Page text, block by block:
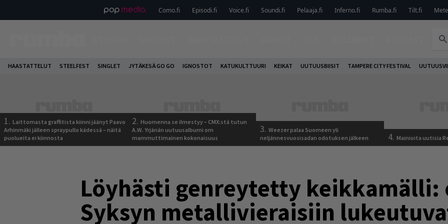
Como.fi Episodi.fi Voice.fi Soundi.fi Pelaaja.fi Inferno.fi Rumba.fi Tilt.fi
HAASTATTELUT STEELFEST SINGLET JYTÄKESÄ GO GO IGNOSTOT KATUKULTTUURI KEIKAT UUTUUSBIISIT TAMPERE CITY FESTIVAL
1. Laittomasta graffitista kiinni jäänyt Paavo
Arhinmäki jälleen spraypullo kädessä – näitä
puolueita ei kiinnosta
2. Huomenna se ilmestyy – CMX:stä tutun
A.W. Yrjänän uutuusalbumi om
mammuttimainen kokonaisuus
3. Weezer palaa Suomeen yli
neljännesvuosisadan odotuksen jälkeen
4. Mainioita uutisia
Löyhästi genreytetty keikkamälli:
Syksyn metallivieraisiin